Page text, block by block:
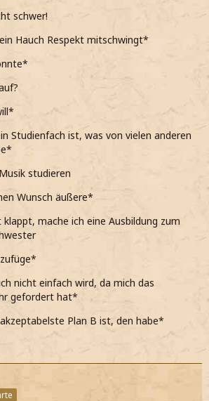
schwer!
Hauch Respekt mitschwingt*
Studienfach ist, was von vielen anderen
studieren
Wunsch äußere*
mache ich eine Ausbildung zum
nicht einfach wird, da mich das
gefordert hat*
Plan B ist, den habe*